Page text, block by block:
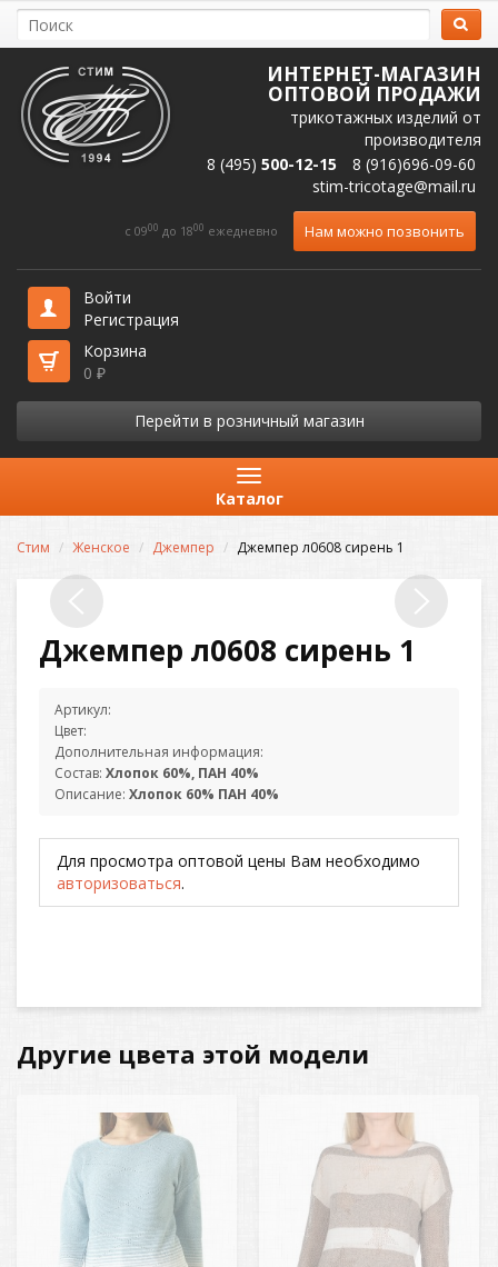
ИНТЕРНЕТ-МАГАЗИН
ОПТОВОЙ ПРОДАЖИ
трикотажных изделий от
производителя
8 (495) 500-12-15
8 (916)696-09-60
stim-tricotage@mail.ru
c 0900 до 1800 ежедневно Нам можно позвонить
Войти
Регистрация
Корзина
0 ₽
Перейти в розничный магазин
Каталог
Стим Женское Джемпер Джемпер л0608 сирень 1
Джемпер л0608 сирень 1
Артикул:
Цвет:
Дополнительная информация:
Состав: Хлопок 60%, ПАН 40%
Описание: Хлопок 60% ПАН 40%
Для просмотра оптовой цены Вам необходимо
авторизоваться.
Другие цвета этой модели